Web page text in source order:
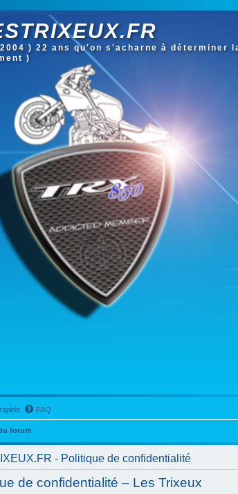
) 22 ans qu'on s'acharne à déterminer
)
FAQ
forum
- Politique de confidentialité
de confidentialité – Les Trixeux